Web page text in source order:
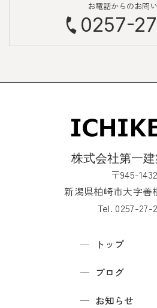
お電話からのお問
0257-
〒945-1432
新潟県柏崎市大字善
Tel. 0257-27-
トップ
ブログ
お知らせ